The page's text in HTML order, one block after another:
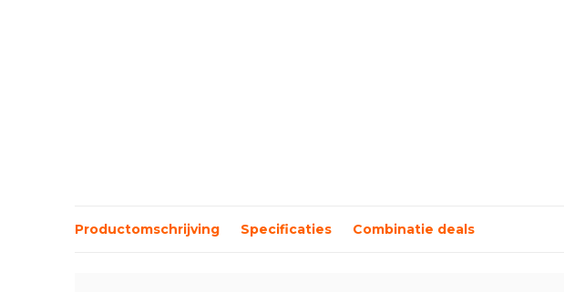
Productomschrijving Specificaties Combinatie deals